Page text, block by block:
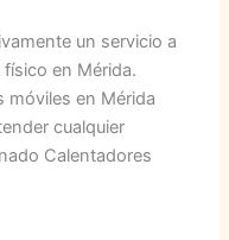
un servicio a
en Mérida.
móviles en Mérida
cualquier
Calentadores